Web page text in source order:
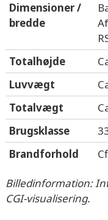
Dimensioner /
bredde
Totalhøjde
Luvvægt
Totalvægt
Brugsklasse
Brandforhold
Billedinformation:
CGI-visualisering.